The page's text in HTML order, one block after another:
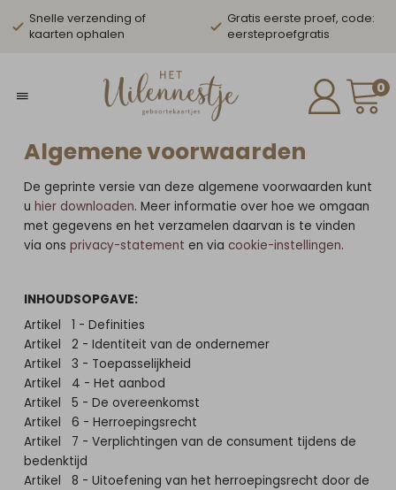
Snelle verzending of
kaarten ophalen
Gratis eerste proef, code:
eersteproefgratis
0
Algemene voorwaarden
De geprinte versie van deze algemene voorwaarden kunt
u hier downloaden. Meer informatie over hoe we omgaan
met gegevens en het verzamelen daarvan is te vinden
via ons privacy-statement en via cookie-instellingen.
INHOUDSOPGAVE:
Artikel 1 - Definities
Artikel 2 - Identiteit van de ondernemer
Artikel 3 - Toepasselijkheid
Artikel 4 - Het aanbod
Artikel 5 - De overeenkomst
Artikel 6 - Herroepingsrecht
Artikel 7 - Verplichtingen van de consument tijdens de
bedenktijd
Artikel 8 - Uitoefening van het herroepingsrecht door de